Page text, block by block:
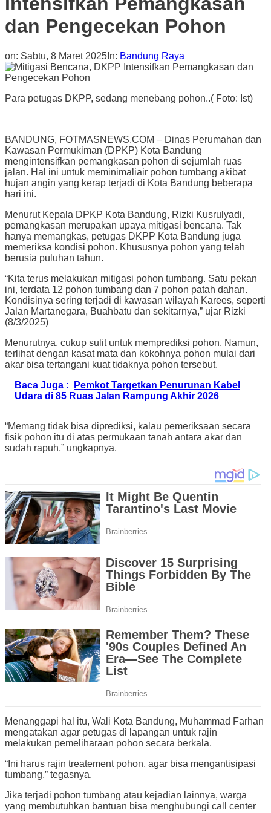
dan Pengecekan Pohon
on: Sabtu, 8 Maret 2025 In: Bandung Raya
Para petugas DKPP, sedang menebang pohon..( Foto: Ist)
BANDUNG, FOTMASNEWS.COM – Dinas Perumahan dan
Kawasan Permukiman (DPKP) Kota Bandung
mengintensifkan pemangkasan pohon di sejumlah ruas
jalan. Hal ini untuk meminimaliair pohon tumbang akibat
hujan angin yang kerap terjadi di Kota Bandung beberapa
hari ini.
Menurut Kepala DPKP Kota Bandung, Rizki Kusrulyadi,
pemangkasan merupakan upaya mitigasi bencana. Tak
hanya memangkas, petugas DKPP Kota Bandung juga
memeriksa kondisi pohon. Khususnya pohon yang telah
berusia puluhan tahun.
“Kita terus melakukan mitigasi pohon tumbang. Satu pekan
ini, terdata 12 pohon tumbang dan 7 pohon patah dahan.
Kondisinya sering terjadi di kawasan wilayah Karees, seperti
Jalan Martanegara, Buahbatu dan sekitarnya,” ujar Rizki
(8/3/2025)
Menurutnya, cukup sulit untuk memprediksi pohon. Namun,
terlihat dengan kasat mata dan kokohnya pohon mulai dari
akar bisa tertangani kuat tidaknya pohon tersebut.
Baca Juga :
Pemkot Targetkan Penurunan Kabel
Udara di 85 Ruas Jalan Rampung Akhir 2026
“Memang tidak bisa diprediksi, kalau pemeriksaan secara
fisik pohon itu di atas permukaan tanah antara akar dan
sudah rapuh,” ungkapnya.
Menanggapi hal itu, Wali Kota Bandung, Muhammad Farhan
mengatakan agar petugas di lapangan untuk rajin
melakukan pemeliharaan pohon secara berkala.
“Ini harus rajin treatement pohon, agar bisa mengantisipasi
tumbang,” tegasnya.
Jika terjadi pohon tumbang atau kejadian lainnya, warga
yang membutuhkan bantuan bisa menghubungi call center